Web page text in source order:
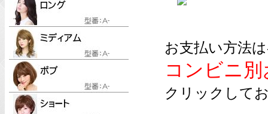
お支払い方法
コンビニ
クリックして